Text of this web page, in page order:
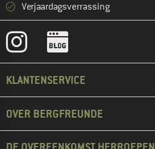
Verjaardagsverrassing
KLANTENSERVICE
OVER BERGFREUNDE